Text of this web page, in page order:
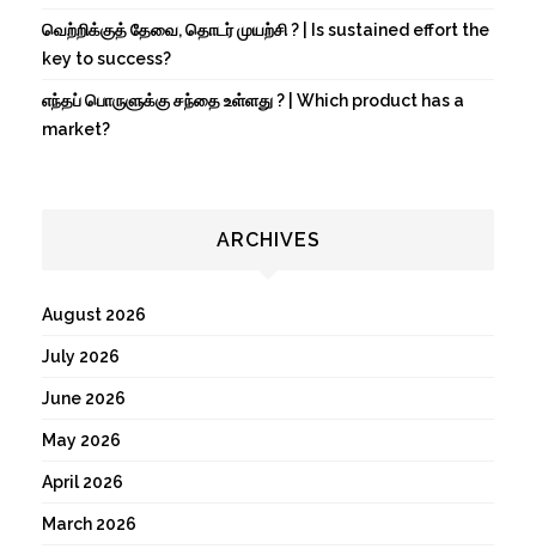
வெற்றிக்குத் தேவை, தொடர் முயற்சி ? | Is sustained effort the
key to success?
எந்தப் பொருளுக்கு சந்தை உள்ளது ? | Which product has a
market?
ARCHIVES
August 2026
July 2026
June 2026
May 2026
April 2026
March 2026